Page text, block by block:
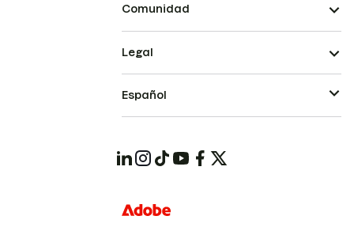
Comunidad
Legal
Español